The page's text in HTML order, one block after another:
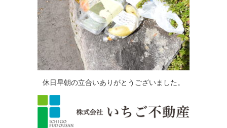
休日早朝の立合いありがとうございました。